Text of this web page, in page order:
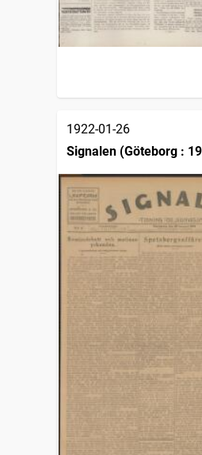
1922-01-26
Signalen (Göteborg :